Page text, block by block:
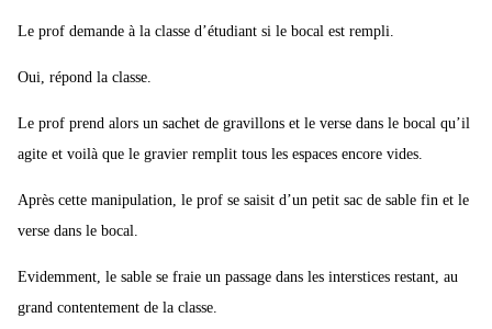
Le prof demande à la classe d’étudiant si le bocal est rempli.
Oui, répond la classe.
Le prof prend alors un sachet de gravillons et le verse dans le bocal qu’il
agite et voilà que le gravier remplit tous les espaces encore vides.
Après cette manipulation, le prof se saisit d’un petit sac de sable fin et le
verse dans le bocal.
Evidemment, le sable se fraie un passage dans les interstices restant, au
grand contentement de la classe.